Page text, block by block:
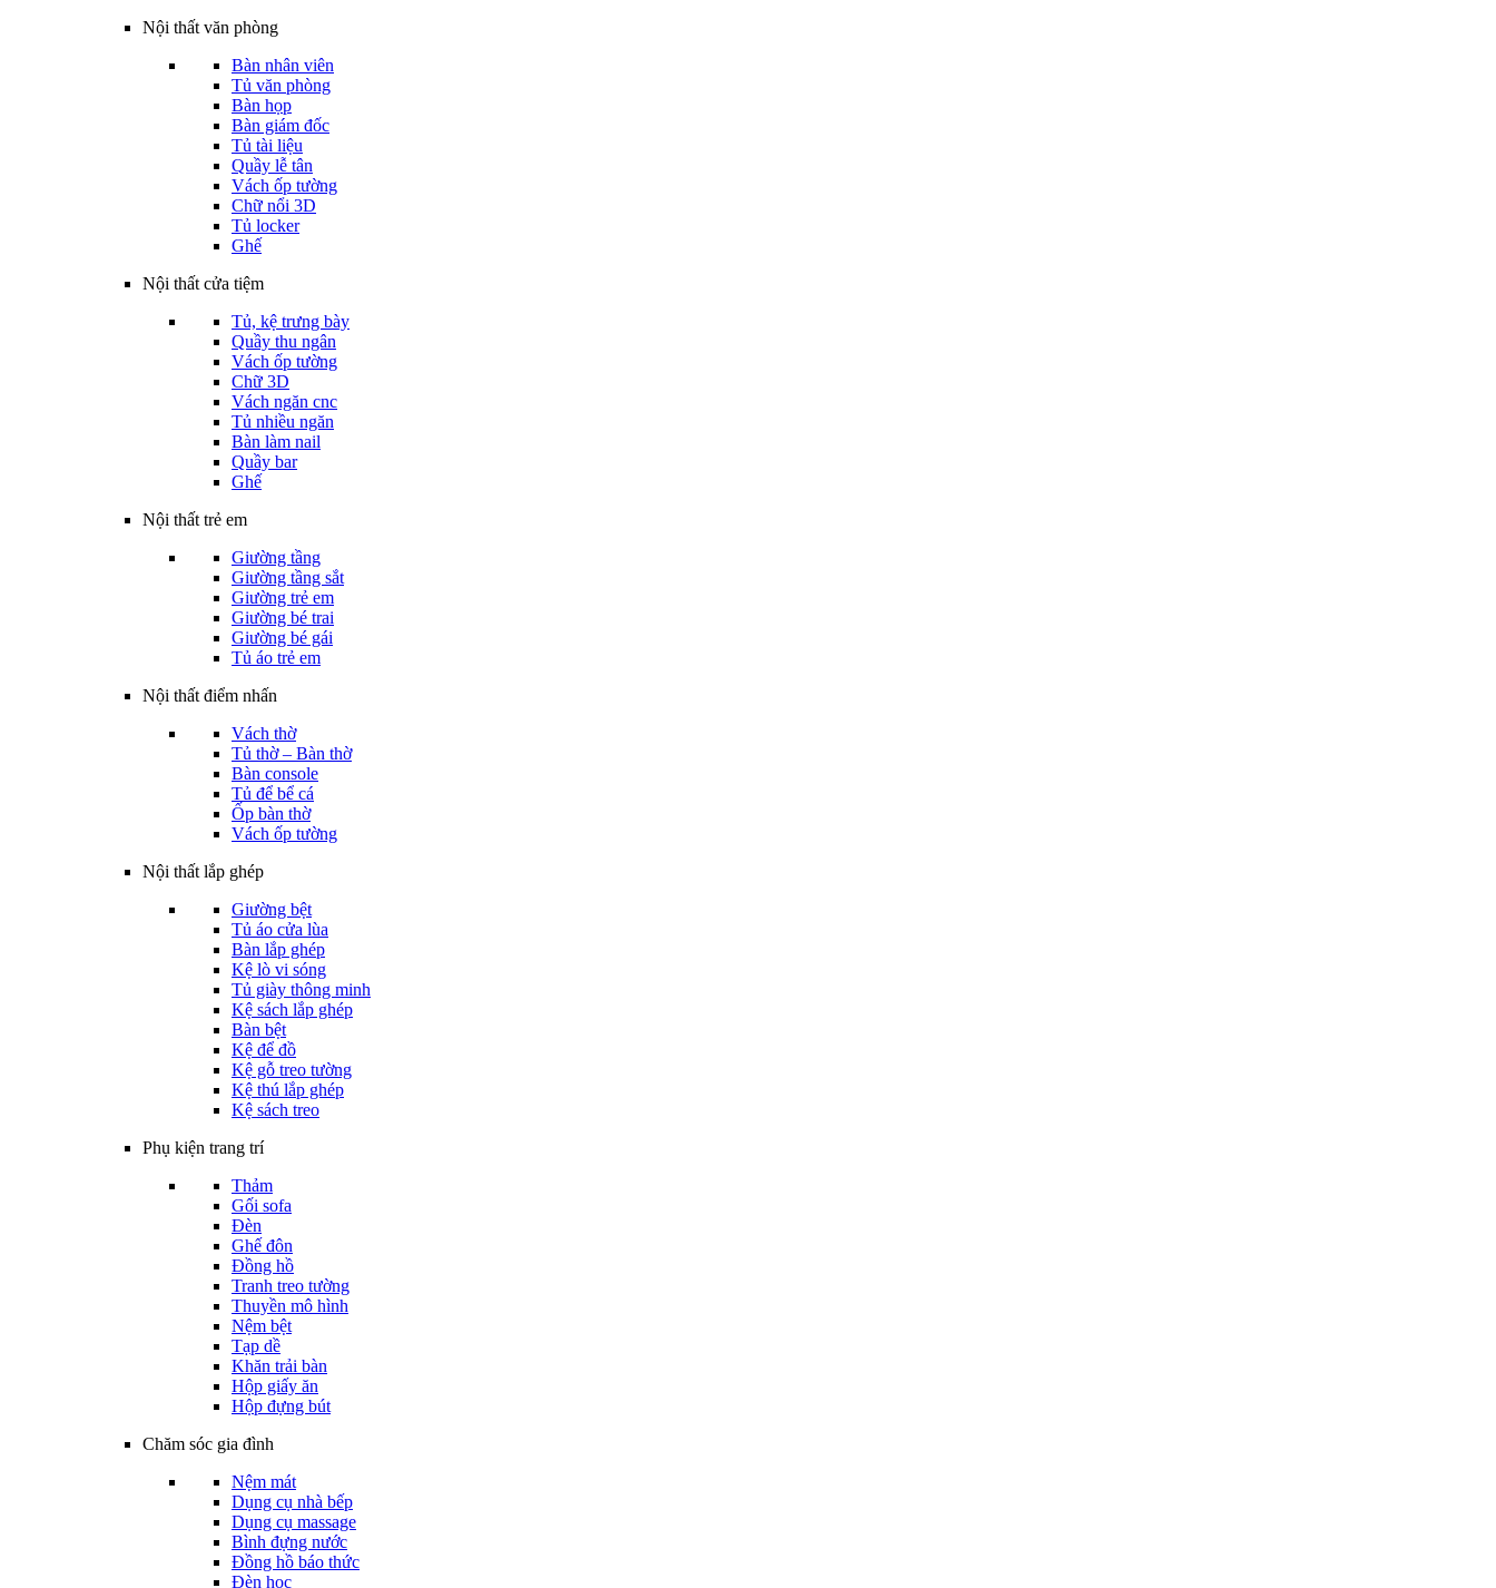
Nội thất văn phòng
Bàn nhân viên
Tủ văn phòng
Bàn họp
Bàn giám đốc
Tủ tài liệu
Quầy lễ tân
Vách ốp tường
Chữ nổi 3D
Tủ locker
Ghế
Nội thất cửa tiệm
Tủ, kệ trưng bày
Quầy thu ngân
Vách ốp tường
Chữ 3D
Vách ngăn cnc
Tủ nhiều ngăn
Bàn làm nail
Quầy bar
Ghế
Nội thất trẻ em
Giường tầng
Giường tầng sắt
Giường trẻ em
Giường bé trai
Giường bé gái
Tủ áo trẻ em
Nội thất điểm nhấn
Vách thờ
Tủ thờ – Bàn thờ
Bàn console
Tủ để bể cá
Ốp bàn thờ
Vách ốp tường
Nội thất lắp ghép
Giường bệt
Tủ áo cửa lùa
Bàn lắp ghép
Kệ lò vi sóng
Tủ giày thông minh
Kệ sách lắp ghép
Bàn bệt
Kệ để đồ
Kệ gỗ treo tường
Kệ thú lắp ghép
Kệ sách treo
Phụ kiện trang trí
Thảm
Gối sofa
Đèn
Ghế đôn
Đồng hồ
Tranh treo tường
Thuyền mô hình
Nệm bệt
Tạp dề
Khăn trải bàn
Hộp giấy ăn
Hộp đựng bút
Chăm sóc gia đình
Nệm mát
Dụng cụ nhà bếp
Dụng cụ massage
Bình đựng nước
Đồng hồ báo thức
Đèn học